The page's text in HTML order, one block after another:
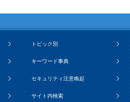
トピック別
キーワード事典
セキュリティ注意喚起
サイト内検索